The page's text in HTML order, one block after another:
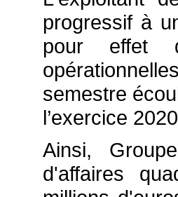
progressif à
pour effet
semestre
l’exercice
Ainsi,
d'affaires